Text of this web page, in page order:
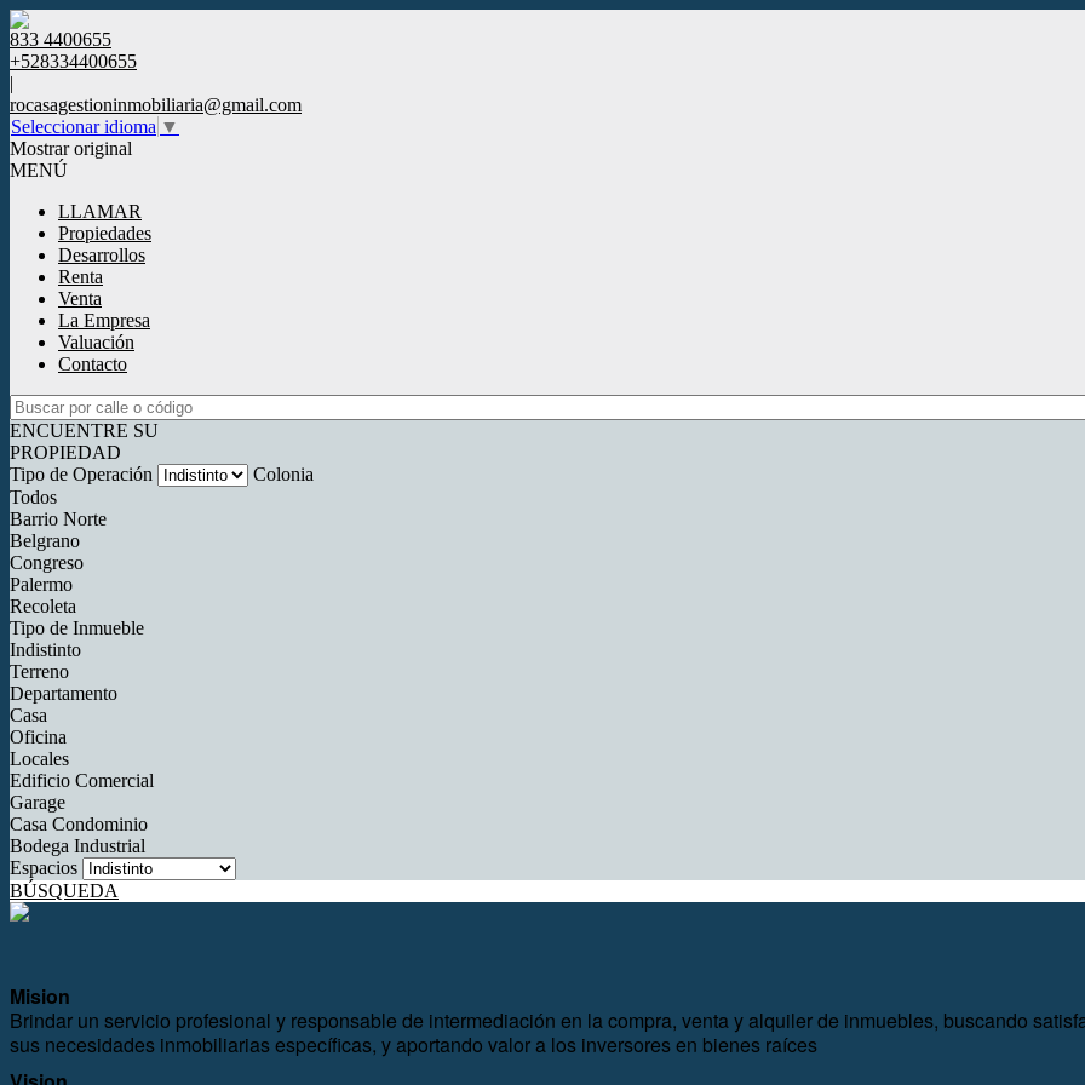
833 4400655
+528334400655
|
rocasagestioninmobiliaria@gmail.com
Seleccionar idioma ▼
Mostrar original
MENÚ
LLAMAR
Propiedades
Desarrollos
Renta
Venta
La Empresa
Valuación
Contacto
ENCUENTRE SU
PROPIEDAD
Tipo de Operación
Colonia
Todos
Barrio Norte
Belgrano
Congreso
Palermo
Recoleta
Tipo de Inmueble
Indistinto
Terreno
Departamento
Casa
Oficina
Locales
Edificio Comercial
Garage
Casa Condominio
Bodega Industrial
Espacios
BÚSQUEDA
Mision
Brindar un servicio profesional y responsable de intermediación en la compra, venta y alquiler de inmuebles, buscando
sus necesidades inmobiliarias específicas, y aportando valor a los inversores en bienes raíces